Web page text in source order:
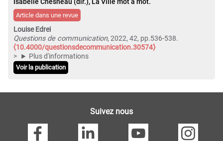
Article dans une revue
Louise Edrei
Questions de communication, 2022, 42, pp.536-538.
⟨10.4000/questionsdecommunication.30574⟩
Plus d'informations
Voir la publication
Suivez nous